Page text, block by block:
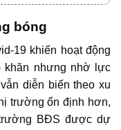
bóng
19 khiến hoạt động
khăn nhưng nhờ lực
diễn biến theo xu
trường ổn định hơn,
BĐS được dự